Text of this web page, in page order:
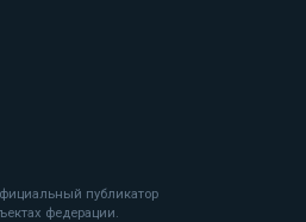
публикатор
федерации.